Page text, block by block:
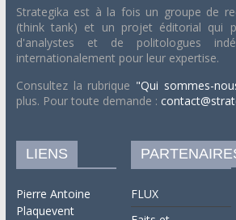
Strategika est à la fois un groupe de
(think tank) et un projet éditorial qui
d'analystes et de politologues
internationalement pour leur expertise.
Consultez la rubrique "Qui sommes-
plus. Pour toute demande :
LIENS
Pierre Antoine
Plaquevent
FLUX